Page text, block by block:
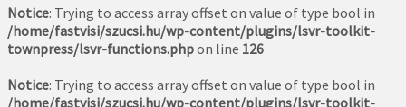
Notice: Trying to access array offset on value of type bool in
/home/fastvisi/szucsi.hu/wp-content/plugins/lsvr-toolkit-
townpress/lsvr-functions.phpon line 126
Notice: Trying to access array offset on value of type bool in
/home/fastvisi/szucsi.hu/wp-content/plugins/lsvr-toolkit-